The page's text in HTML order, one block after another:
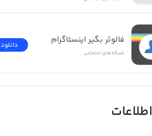
فالوئر بگير اینستاگرام
شبکه‌های اجتماعی
دانلود
اطلاعات